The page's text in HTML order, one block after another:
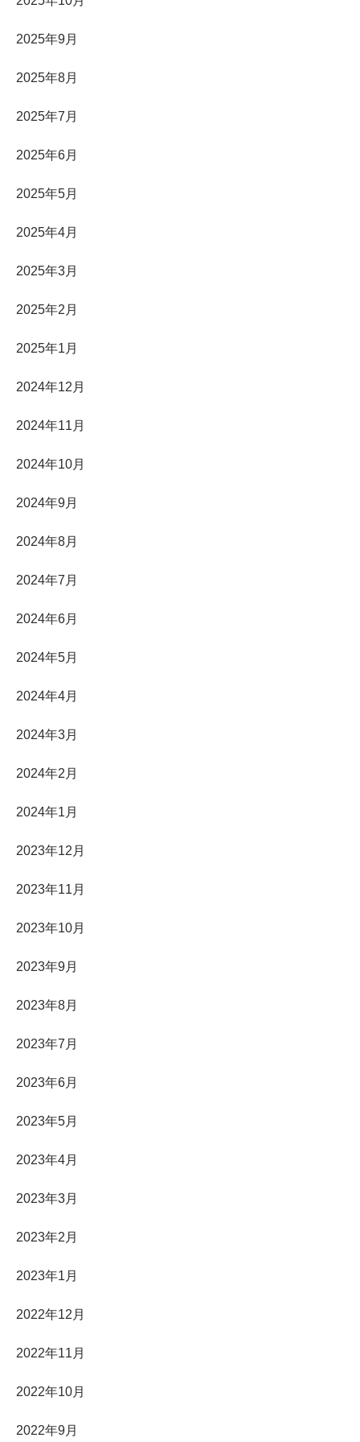
2025年9月
2025年8月
2025年7月
2025年6月
2025年5月
2025年4月
2025年3月
2025年2月
2025年1月
2024年12月
2024年11月
2024年10月
2024年9月
2024年8月
2024年7月
2024年6月
2024年5月
2024年4月
2024年3月
2024年2月
2024年1月
2023年12月
2023年11月
2023年10月
2023年9月
2023年8月
2023年7月
2023年6月
2023年5月
2023年4月
2023年3月
2023年2月
2023年1月
2022年12月
2022年11月
2022年10月
2022年9月